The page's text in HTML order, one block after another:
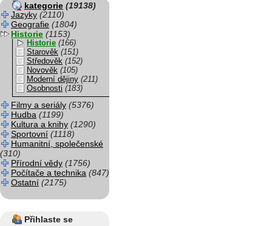
kategorie (19138)
Jazyky (2110)
Geografie (1804)
Historie (1153)
Historie (166)
Starověk (151)
Středověk (152)
Novověk (105)
Moderní dějiny (211)
Osobnosti (183)
Filmy a seriály (5376)
Hudba (1199)
Kultura a knihy (1290)
Sportovní (1118)
Humanitní, společenské
(310)
Přírodní vědy (1756)
Počítače a technika (847)
Ostatní (2175)
Přihlaste se